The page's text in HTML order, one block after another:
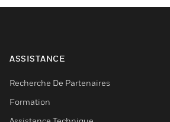
ASSISTANCE
Recherche De Partenaires
Formation